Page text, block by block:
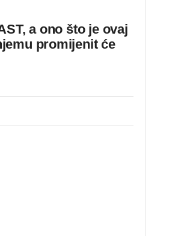
a ono što je ovaj
promijenit će